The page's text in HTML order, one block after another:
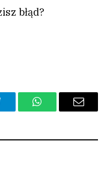
błąd?
WhatsAppEmail